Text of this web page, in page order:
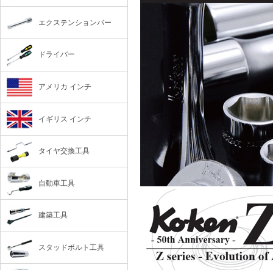
エクステンションバー
ドライバー
アメリカ インチ
イギリス インチ
タイヤ交換工具
自動車工具
建築工具
スタッドボルト工具